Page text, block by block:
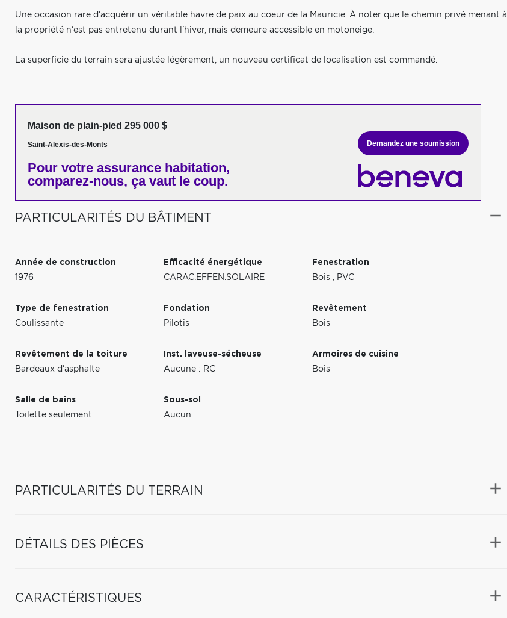
Une occasion rare d'acquérir un véritable havre de paix au coeur de la Mauricie. À noter que le chemin privé menant à
la propriété n'est pas entretenu durant l'hiver, mais demeure accessible en motoneige.
La superficie du terrain sera ajustée légèrement, un nouveau certificat de localisation est commandé.
Maison de plain-pied 295 000 $
Saint-Alexis-des-Monts
Pour votre assurance habitation,
comparez-nous, ça vaut le coup.
Demandez une soumission
PARTICULARITÉS DU BÂTIMENT
Année de construction
1976
Efficacité énergétique
CARAC.EFFEN.SOLAIRE
Fenestration
Bois , PVC
Type de fenestration
Coulissante
Fondation
Pilotis
Revêtement
Bois
Revêtement de la toiture
Bardeaux d'asphalte
Inst. laveuse-sécheuse
Aucune : RC
Armoires de cuisine
Bois
Salle de bains
Toilette seulement
Sous-sol
Aucun
PARTICULARITÉS DU TERRAIN
DÉTAILS DES PIÈCES
CARACTÉRISTIQUES